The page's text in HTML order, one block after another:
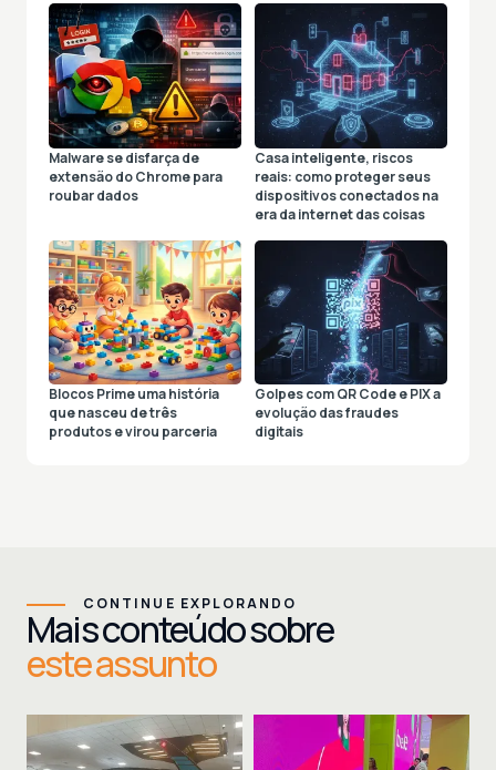
Malware se disfarça de
extensão do Chrome para
roubar dados
Casa inteligente, riscos
reais: como proteger seus
dispositivos conectados na
era da internet das coisas
Blocos Prime uma história
que nasceu de três
produtos e virou parceria
Golpes com QR Code e PIX a
evolução das fraudes
digitais
CONTINUE EXPLORANDO
Mais conteúdo sobre
este assunto